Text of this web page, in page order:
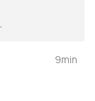
9min